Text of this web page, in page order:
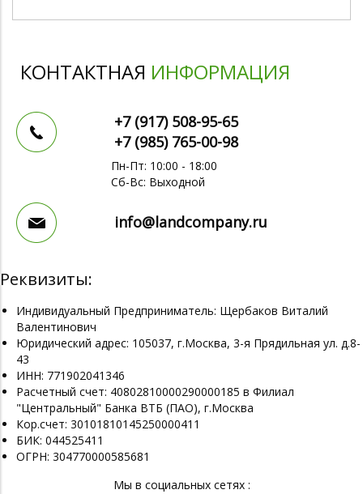
КОНТАКТНАЯ ИНФОРМАЦИЯ
+7 (917) 508-95-65
+7 (985) 765-00-98
Пн-Пт: 10:00 - 18:00
Сб-Вс: Выходной
info@landcompany.ru
Реквизиты:
Индивидуальный Предприниматель: Щербаков Виталий
Валентинович
Юридический адрес: 105037, г.Москва, 3-я Прядильная ул. д.8-
43
ИНН: 771902041346
Расчетный счет: 40802810000290000185 в Филиал
"Центральный" Банка ВТБ (ПАО), г.Москва
Кор.счет: 30101810145250000411
БИК: 044525411
ОГРН: 304770000585681
Мы в социальных сетях :